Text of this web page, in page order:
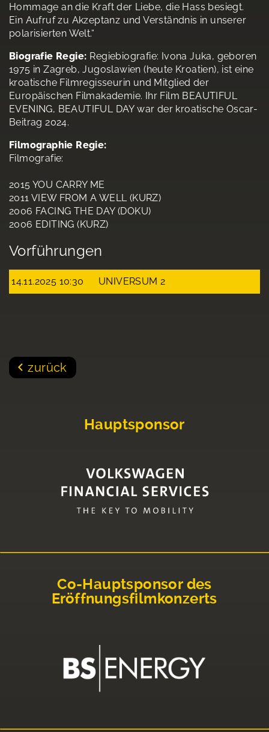
Hommage an die Kraft der Liebe, die Hass besiegt.
Ein Aufruf zu Akzeptanz und Verständnis in unserer
polarisierten Welt.“
Biografie Regie: Regiebiografie: Ivona Juka, geboren
1975 in Zagreb, Jugoslawien (heute Kroatien), ist eine
kroatische Filmregisseurin und Mitglied der
Europäischen Filmakademie. Ihr Film BEAUTIFUL
EVENING, BEAUTIFUL DAY war der kroatische Oscar-
Beitrag 2024.
Filmographie Regie:
Filmografie:
2015 YOU CARRY ME
2011 VIEW FROM A WELL (KURZ)
2006 FACING THE DAY (DOKU)
2006 EDITING (KURZ)
Vorführungen
14.11.2025 10:30 UNIVERSUM 2
zurück
Hauptsponsor
Co-Hauptsponsor des
Eröffnungsfilmkonzerts